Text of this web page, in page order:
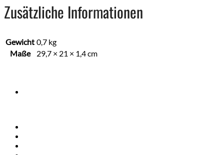
Zusätzliche Informationen
Gewicht 0,7 kg
Maße
29,7 × 21 × 1,4 cm